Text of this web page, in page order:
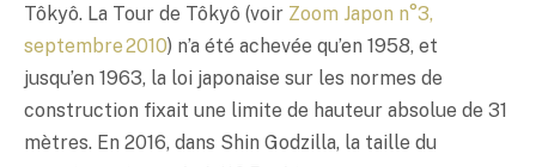
Tôkyô. La Tour de Tôkyô (voir Zoom Japon n°3,
septembre 2010) n’a été achevée qu’en 1958, et
jusqu’en 1963, la loi japonaise sur les normes de
construction fixait une limite de hauteur absolue de 31
mètres. En 2016, dans Shin Godzilla, la taille du